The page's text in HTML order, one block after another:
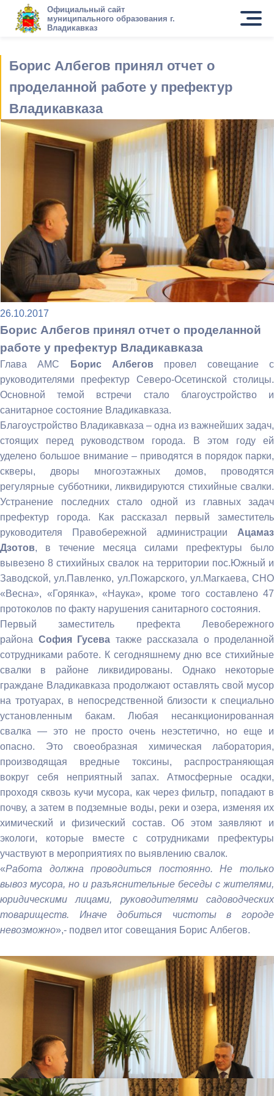
Официальный сайт
муниципального образования г.
Владикавказ
Борис Албегов принял отчет о
проделанной работе у префектур
Владикавказа
26.10.2017
Борис Албегов принял отчет о проделанной
работе у префектур Владикавказа
Глава АМС Борис Албегов провел совещание с
руководителями префектур Северо-Осетинской столицы.
Основной темой встречи стало благоустройство и
санитарное состояние Владикавказа.
Благоустройство Владикавказа – одна из важнейших задач,
стоящих перед руководством города. В этом году ей
уделено большое внимание – приводятся в порядок парки,
скверы, дворы многоэтажных домов, проводятся
регулярные субботники, ликвидируются стихийные свалки.
Устранение последних стало одной из главных задач
префектур города. Как рассказал первый заместитель
руководителя Правобережной администрации Ацамаз
Дзотов, в течение месяца силами префектуры было
вывезено 8 стихийных свалок на территории пос.Южный и
Заводской, ул.Павленко, ул.Пожарского, ул.Магкаева, СНО
«Весна», «Горянка», «Наука», кроме того составлено 47
протоколов по факту нарушения санитарного состояния.
Первый заместитель префекта Левобережного
района София Гусева также рассказала о проделанной
сотрудниками работе. К сегодняшнему дню все стихийные
свалки в районе ликвидированы. Однако некоторые
граждане Владикавказа продолжают оставлять свой мусор
на тротуарах, в непосредственной близости к специально
установленным бакам. Любая несанкционированная
свалка — это не просто очень неэстетично, но еще и
опасно. Это своеобразная химическая лаборатория,
производящая вредные токсины, распространяющая
вокруг себя неприятный запах. Атмосферные осадки,
проходя сквозь кучи мусора, как через фильтр, попадают в
почву, а затем в подземные воды, реки и озера, изменяя их
химический и физический состав. Об этом заявляют и
экологи, которые вместе с сотрудниками префектуры
участвуют в мероприятиях по выявлению свалок.
«Работа должна проводиться постоянно. Не только
вывоз мусора, но и разъяснительные беседы с жителями,
юридическими лицами, руководителями садоводческих
товариществ. Иначе добиться чистоты в городе
невозможно»,- подвел итог совещания Борис Албегов.